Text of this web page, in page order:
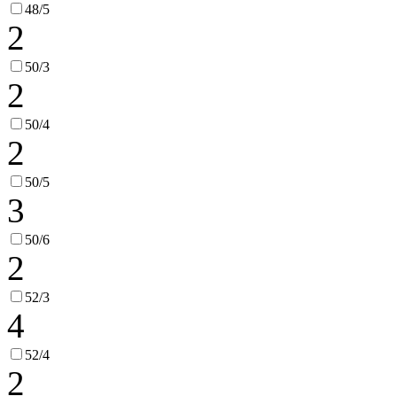
48/5
2
50/3
2
50/4
2
50/5
3
50/6
2
52/3
4
52/4
2